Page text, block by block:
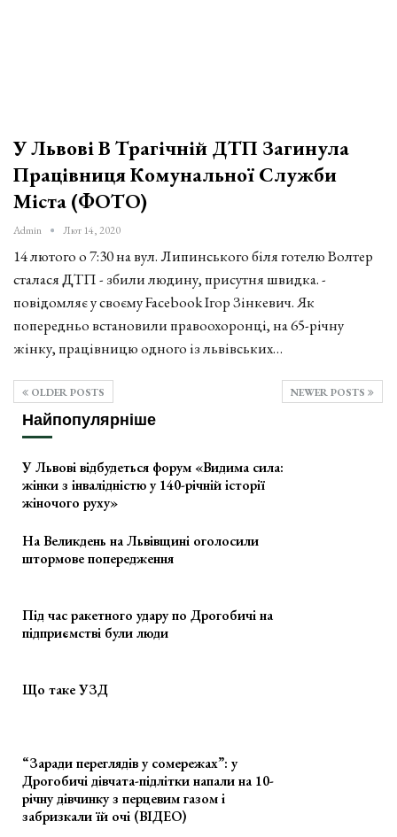
У Львові В Трагічній ДТП Загинула
Працівниця Комунальної Служби
Міста (ФОТО)
Admin Лют 14, 2020
14 лютого о 7:30 на вул. Липинського біля готелю Волтер
сталася ДТП - збили людину, присутня швидка. -
повідомляє у своєму Facebook Ігор Зінкевич. Як
попередньо встановили правоохоронці, на 65-річну
жінку, працівницю одного із львівських…
OLDER POSTS NEWER POSTS
Найпопулярніше
У Львові відбудеться форум «Видима сила:
жінки з інвалідністю у 140-річній історії
жіночого руху»
На Великдень на Львівщині оголосили
штормове попередження
Під час ракетного удару по Дрогобичі на
підприємстві були люди
Що таке УЗД
“Заради переглядів у сомережах”: у
Дрогобичі дівчата-підлітки напали на 10-
річну дівчинку з перцевим газом і
забризкали їй очі (ВІДЕО)